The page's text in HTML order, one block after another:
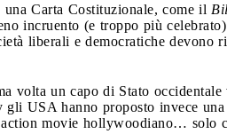
Carta Costituzionale, come il
incruento (e troppo più
liberali e democratiche devono
volta un capo di Stato
USA hanno proposto invece
movie hollywoodiano… solo